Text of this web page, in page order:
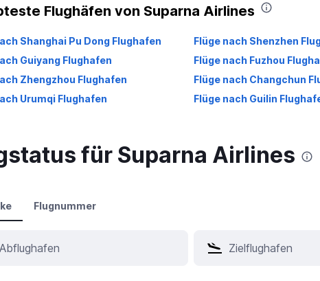
Flughäfen von Suparna Airlines
Shanghai Pu Dong Flughafen Flüge nach Shenzhen
Guiyang Flughafen
Flüge nach Fuzhou
Zhengzhou Flughafen
Flüge nach Changchun
Urumqi Flughafen
Flüge nach Guilin
für Suparna Airlines
Flugnummer